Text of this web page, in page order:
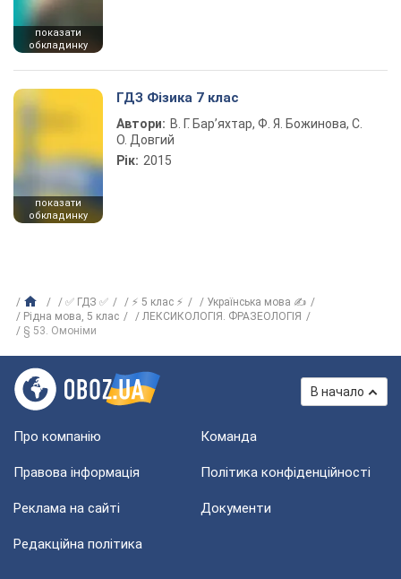
показати
обкладинку
показати
обкладинку
ГДЗ Фізика 7 клас
Автори: В. Г. Бар’яхтар, Ф. Я. Божинова, С.
О. Довгий
Рік: 2015
✅ ГДЗ ✅ ⚡ 5 клас ⚡
Українська мова ✍
Рiдна мова, 5 клас
ЛЕКСИКОЛОГІЯ. ФРАЗЕОЛОГІЯ
§ 53. Омоніми
В начало
Про компанію Команда
Правова інформація Політика конфіденційності
Реклама на сайті Документи
Редакційна політика